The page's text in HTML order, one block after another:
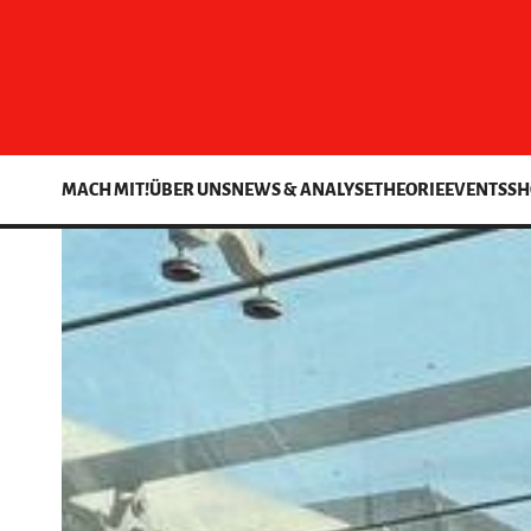
MACH MIT!ÜBER UNSNEWS & ANALYSETHEORIEEVENTS